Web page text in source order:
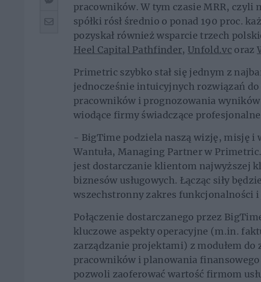
pracowników. W tym czasie MRR, czyli
spółki rósł średnio o ponad 190 proc.
pozyskał również wsparcie trzech
Heel Capital Pathfinder,Unfold.vc oraz
Primetric szybko stał się jednym z
jednocześnie intuicyjnych rozwiązań do
pracowników i prognozowania
wiodące firmy świadczące
- BigTime podziela naszą wizję, misję
Wantuła, Managing Partner w
jest dostarczanie klientom najwyższej
biznesów usługowych. Łącząc siły
wszechstronny zakres funkcjonalności i
Połączenie dostarczanego przez
kluczowe aspekty operacyjne (m.in.
zarządzanie projektami) z modułem do
pracowników i planowania
pozwoli zaoferować wartość firmom